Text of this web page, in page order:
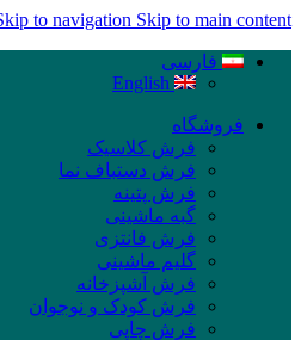
to navigation Skip to main content
فارسی
English
فروشگاه
فرش کلاسیک
فرش دستباف نما
فرش پتینه
گبه ماشینی
فرش فانتزی
گلیم ماشینی
فرش آشپزخانه
فرش کودک و نوجوان
فرش چاپی